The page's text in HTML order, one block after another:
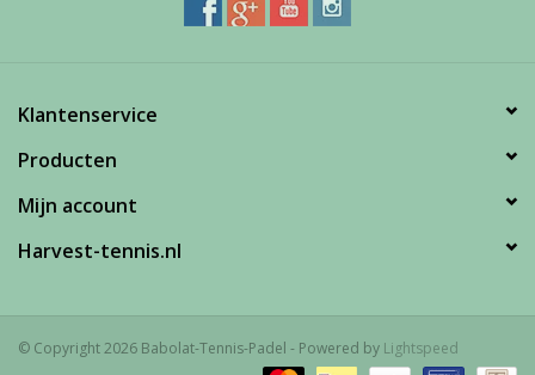
Blog
Klantenservice
Producten
Mijn account
Harvest-tennis.nl
© Copyright 2026 Babolat-Tennis-Padel - Powered by Lightspeed